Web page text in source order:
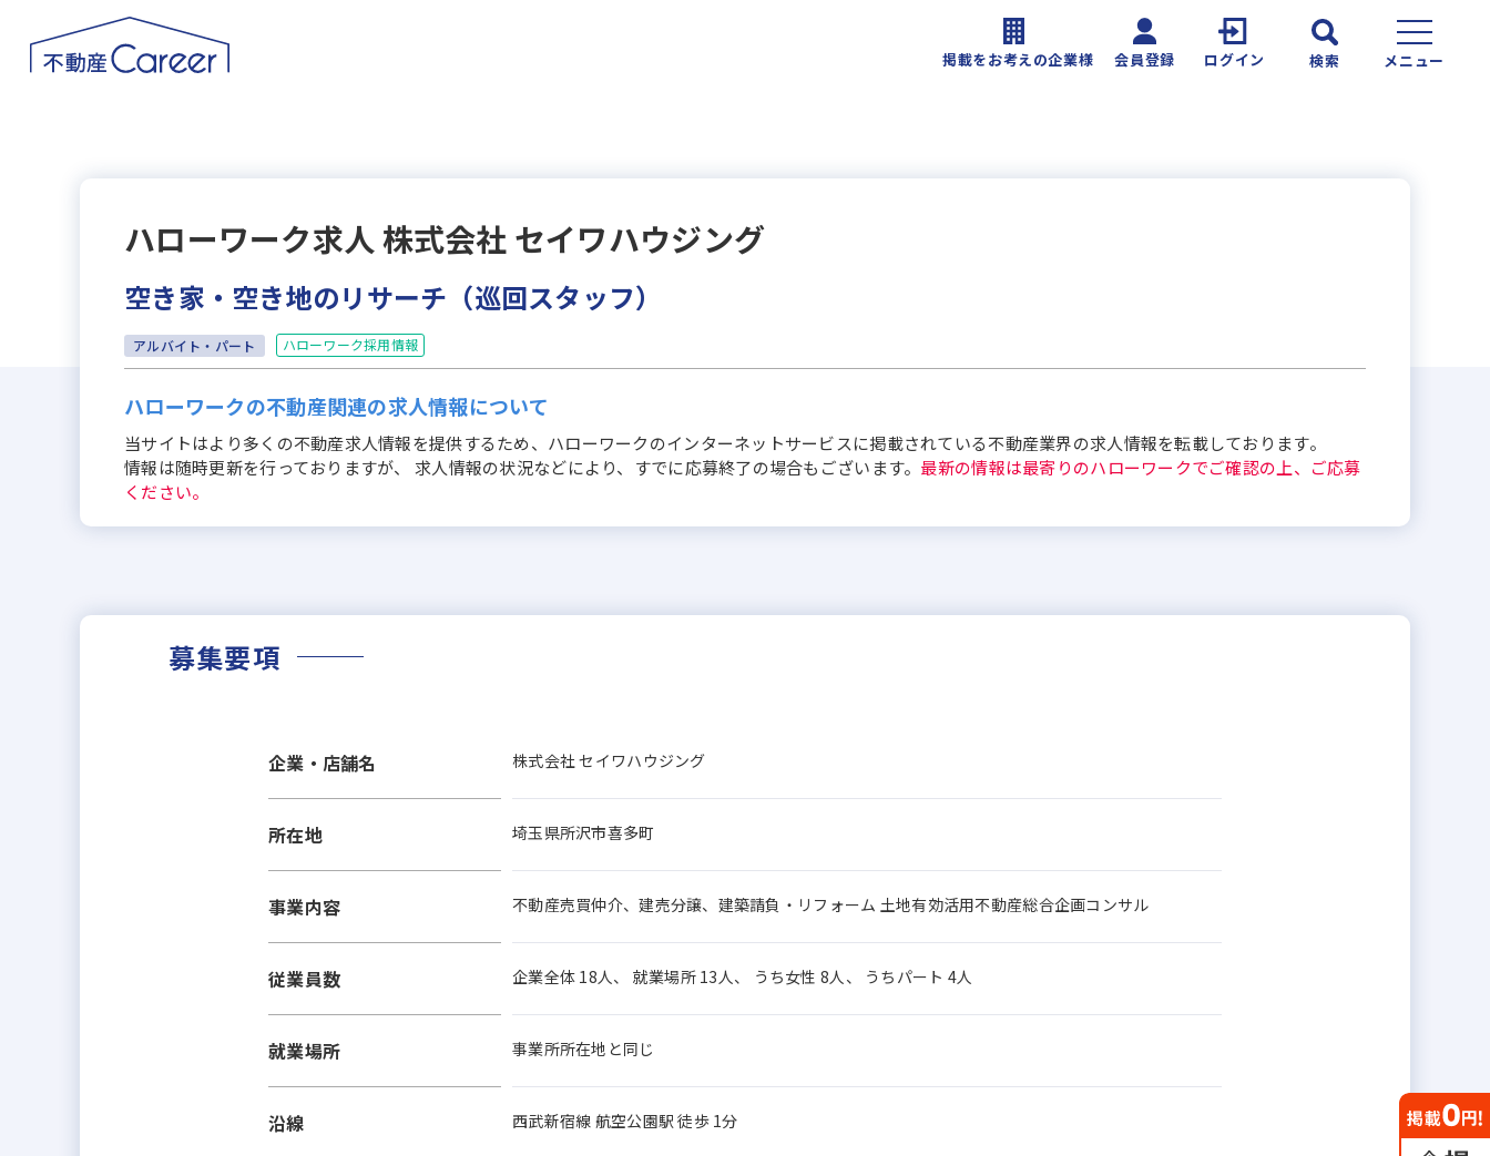
掲載をお考えの企業様 会員登録 ログイン 検索 メニュー
ハローワーク求人株式会社 セイワハウジング
空き家・空き地のリサーチ（巡回スタッフ）
アルバイト・パート ハローワーク採用情報
ハローワークの不動産関連の求人情報について
当サイトはより多くの不動産求人情報を提供するため、ハローワークのインターネットサービスに掲載されている不動産業界の求人情報を転載しております。
情報は随時更新を行っておりますが、 求人情報の状況などにより、すでに応募終了の場合もございます。 最新の情報は最寄りのハローワークでご確認の上、ご応募
ください。
募集要項
企業・店舗名 株式会社 セイワハウジング
所在地 埼玉県所沢市喜多町
事業内容 不動産売買仲介、建売分譲、建築請負・リフォーム 土地有効活用不動産総合企画コンサル
従業員数 企業全体 18人、 就業場所 13人、 うち女性 8人、 うちパート 4人
就業場所 事業所所在地と同じ
沿線 西武新宿線 航空公園駅 徒歩 1分